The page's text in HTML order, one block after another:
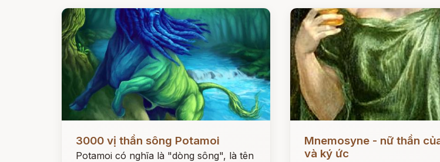
3000 vị thần sông Potamoi
Potamoi có nghĩa là "dòng sông", là tên
Mnemosyne - nữ thần
và ký ức